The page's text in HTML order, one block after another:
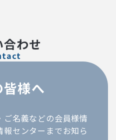
わせ
様へ
ご名義などの会員様情
センターまでお知ら